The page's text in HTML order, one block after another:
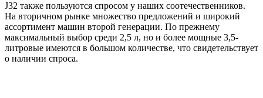
J32 также пользуются спросом у наших соотечественников.
На вторичном рынке множество предложений и широкий
ассортимент машин второй генерации. По прежнему
максимальный выбор среди 2,5 л, но и более мощные 3,5-
литровые имеются в большом количестве, что свидетельствует
о наличии спроса.